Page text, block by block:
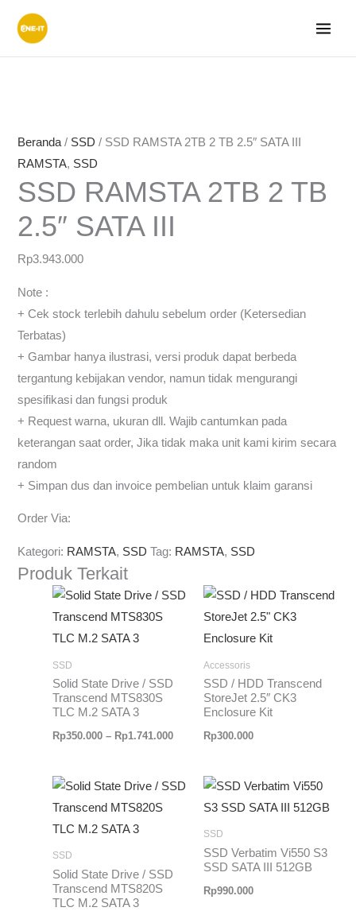
Beranda / SSD / SSD RAMSTA 2TB 2 TB 2.5″ SATA III
RAMSTA, SSD
SSD RAMSTA 2TB 2 TB
2.5″ SATA III
Rp3.943.000
Note :
+ Cek stock terlebih dahulu sebelum order (Ketersedian
Terbatas)
+ Gambar hanya ilustrasi, versi produk dapat berbeda
tergantung kebijakan vendor, namun tidak mengurangi
spesifikasi dan fungsi produk
+ Request warna, ukuran dll. Wajib cantumkan pada
keterangan saat order, Jika tidak maka unit kami kirim secara
random
+ Simpan dus dan invoice pembelian untuk klaim garansi
Order Via:
Kategori: RAMSTA, SSD Tag: RAMSTA, SSD
Produk Terkait
SSD
Solid State Drive / SSD
Transcend MTS830S
TLC M.2 SATA 3
Rp350.000 – Rp1.741.000
Rentang
Rp350.000
hingga
Rp1.741.000
Accessoris
SSD / HDD Transcend
StoreJet 2.5″ CK3
Enclosure Kit
Rp300.000
SSD
Solid State Drive / SSD
Transcend MTS820S
TLC M.2 SATA 3
Rentang
Rp288.000
Rp876.000SSD
SSD Verbatim Vi550 S3
SSD SATA III 512GB
Rp990.000